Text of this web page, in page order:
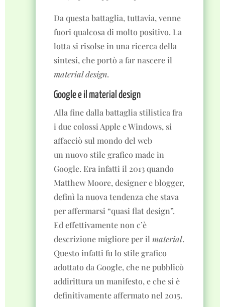
Da questa battaglia, tuttavia, venne
fuori qualcosa di molto positivo. La
lotta si risolse in una ricerca della
sintesi, che portò a far nascere il
material design.
Google e il material design
Alla fine dalla battaglia stilistica fra
i due colossi Apple e Windows, si
affacciò sul mondo del web
un nuovo stile grafico made in
Google. Era infatti il 2013 quando
Matthew Moore, designer e blogger,
definì la nuova tendenza che stava
per affermarsi “quasi flat design”.
Ed effettivamente non c’è
descrizione migliore per ilmaterial.
Questo infatti fu lo stile grafico
adottato da Google, che ne pubblicò
addirittura un manifesto, e che si è
definitivamente affermato nel 2015.